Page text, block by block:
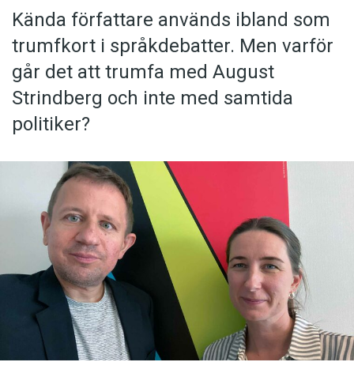
Språkfrågor
Skrivtips
Bokrecensioner
Kviss
Podden
Föreslå nyord
Annonsera
Prenumerera
Läs Språktidningen digitalt
Press
Kända författare används ibland som
trumfkort i språkdebatter. Men varför
går det att trumfa med August
Strindberg och inte med samtida
politiker?